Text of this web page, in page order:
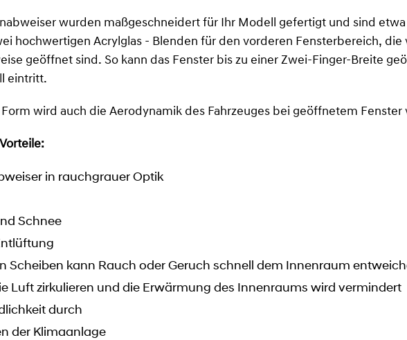
wurden maßgeschneidert für Ihr Modell gefertigt und sind
hochwertigen Acrylglas - Blenden für den vorderen Fensterbereich, die
geöffnet sind. So kann das Fenster bis zu einer Zwei-Finger-Breite
eintritt.
wird auch die Aerodynamik des Fahrzeuges bei geöffnetem Fenster
in rauchgrauer Optik
Schnee
Scheiben kann Rauch oder Geruch schnell dem Innenraum
Luft zirkulieren und die Erwärmung des Innenraums wird vermindert
durch
der Klimaanlage